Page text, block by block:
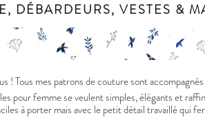
DÉBARDEURS, VESTES &
! Tous mes patrons de couture sont
pour femme se veulent simples, élégants et
à porter mais avec le petit détail travaillé qui